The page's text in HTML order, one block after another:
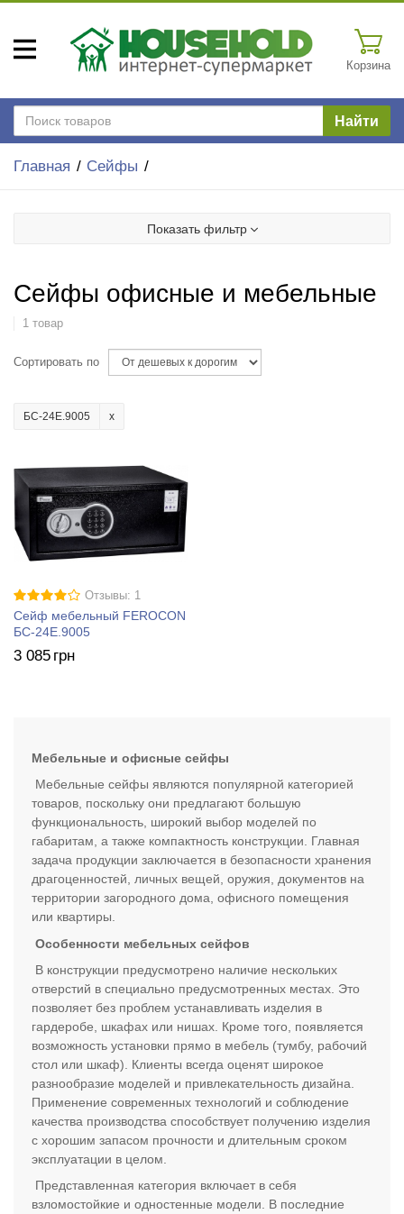
Корзина
Найти
Главная Сейфы
Показать фильтр
Сейфы офисные и мебельные
1 товар
Сортировать по
БС-24Е.9005
Отзывы: 1
Сейф мебельный FEROCON
БС-24Е.9005
3 085 грн
Мебельные и офисные сейфы
Мебельные сейфы являются популярной категорией
товаров, поскольку они предлагают большую
функциональность, широкий выбор моделей по
габаритам, а также компактность конструкции. Главная
задача продукции заключается в безопасности хранения
драгоценностей, личных вещей, оружия, документов на
территории загородного дома, офисного помещения
или квартиры.
Особенности мебельных сейфов
В конструкции предусмотрено наличие нескольких
отверстий в специально предусмотренных местах. Это
позволяет без проблем устанавливать изделия в
гардеробе, шкафах или нишах. Кроме того, появляется
возможность установки прямо в мебель (тумбу, рабочий
стол или шкаф). Клиенты всегда оценят широкое
разнообразие моделей и привлекательность дизайна.
Применение современных технологий и соблюдение
качества производства способствует получению изделия
с хорошим запасом прочности и длительным сроком
эксплуатации в целом.
Представленная категория включает в себя
взломостойкие и одностенные модели. В последние